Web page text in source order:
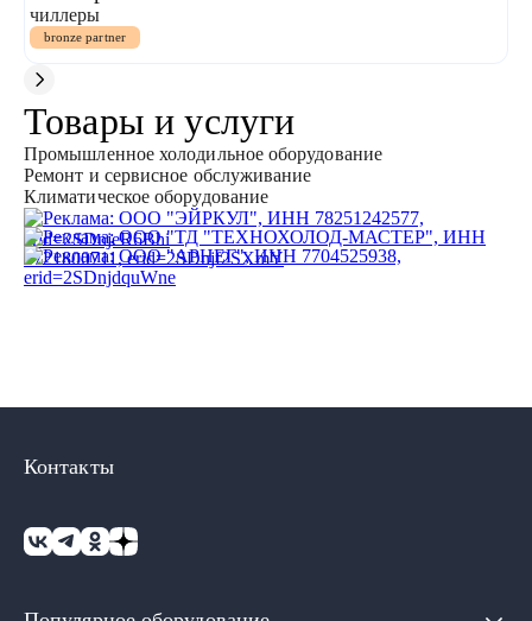
чиллеры
bronze partner
Товары и услуги
Промышленное холодильное оборудование
Ремонт и сервисное обслуживание
Климатическое оборудование
Контакты